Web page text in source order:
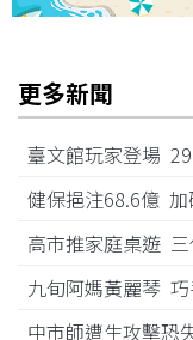
更多新聞
臺文館玩家登場
健保挹注68.6億
高市推家庭桌遊
九旬阿媽黃麗琴
中市師遭生攻擊